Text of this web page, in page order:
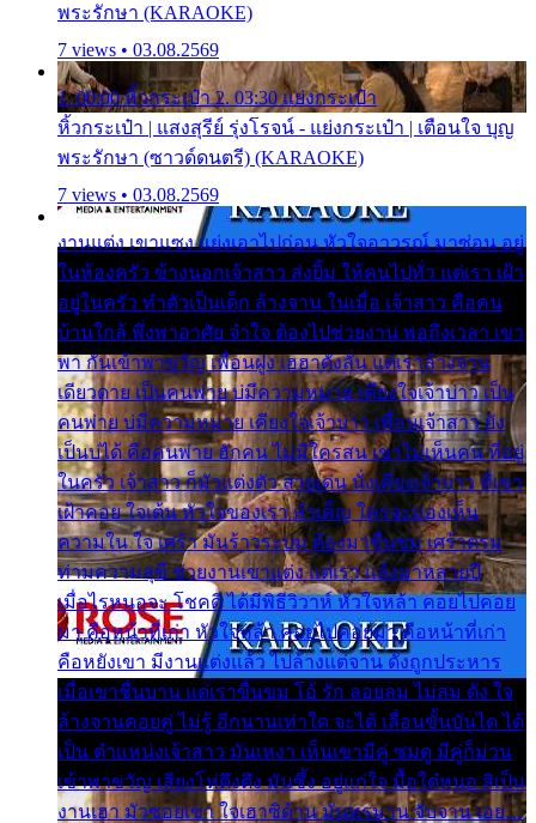
พระรักษา (KARAOKE)
7 views • 03.08.2569
1. 00:00 หิ้วกระเป๋า 2. 03:30 แย่งกระเป๋า
หิ้วกระเป๋า | แสงสุรีย์ รุ่งโรจน์ - แย่งกระเป๋า | เตือนใจ บุญ
พระรักษา (ซาวด์ดนตรี) (KARAOKE)
7 views • 03.08.2569
งานแต่ง เขาแซง แย่งเอาไปก่อน หัวใจอาวรณ์ มาซ่อน อยู่
ในห้องครัว ข้างนอกเจ้าสาว ส่งยิ้ม ให้คนไปทั่ว แต่เรา เฝ้า
อยู่ในครัว ทำตัวเป็นเด็ก ล้างจาน ในเมื่อ เจ้าสาว คือคน
บ้านใกล้ พึ่งพาอาศัย จำใจ ต้องไปช่วยงาน พอถึงเวลา เขา
พา กันเข้าพาขวัญ เพื่อนฝูง เฮฮาดังลั่น แต่เราล้างจาน
เดียวดาย เป็นคนพ่าย บ่มีความหมาย เคียงใจเจ้าบ่าว เป็น
คนพ่าย บ่มีความหมาย เคียงใจเจ้าบ่าว เพื่อนเจ้าสาว ยัง
เป็นบ่ได้ คือคนพ่าย ฮักคน ไม่มีใครสน เขาไม่เห็นคน ที่อยู่
ในครัว เจ้าสาว ก็มัวแต่งตัว สวยเด่น นั่งเคียงเจ้าบ่าว ที่เขา
เฝ้าคอย ใจเต้น หัวใจของเรา ลำเค็ญ ใครจะมองเห็น
ความใน ใจ เศร้า มันร้าวระบม ต้องมาขื่นขม เศร้าตรม
ท่ามความสุขี ช่วยงานเขาแต่ง แต่เรา แล้งมาหลายปี
เมื่อไรหนอจะ โชคดี ได้มีพิธีวิวาห์ หัวใจหล้า คอยไปคอย
มา คือหน้าที่เก่า หัวใจหล้า คอยไปคอยมา คือหน้าที่เก่า
คือหยังเขา มีงานแต่งแล้ว ไปล้างแต่จาน ดั่งถูกประหาร
เมื่อเขาชื่นบาน แต่เราขื่นขม โอ้ รัก ลอยลม ไม่สม ดัง ใจ
ล้างจานคอยคู่ ไม่รู้ อีกนานเท่าใด จะได้ เลื่อนขั้นบันได ได้
เป็น ตำแหน่งเจ้าสาว มันเหงา เห็นเขามีคู่ ซมดู มีคู่ก็ม่วน
เข้าพาขวัญ เสียงโห่ตึงตึง มันซึ้ง อยู่แก่ใจ มื้อใด๋หนอ สิเป็น
งานเฮา มัวซอยเขา ใจเฮาซิด้าน มันทรมาน จับจาน เอย…